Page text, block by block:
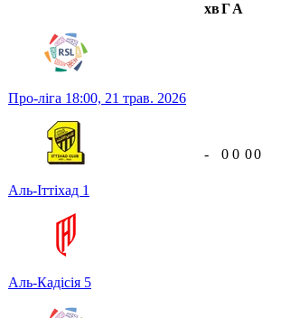
хвГА
Про-ліга 18:00, 21 трав. 2026
Аль-Іттіхад 1
Аль-Кадісія 5
- 0 0 00